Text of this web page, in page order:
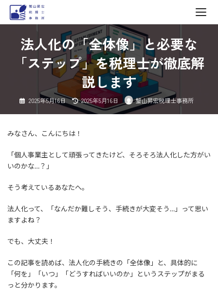
キ
に
法人化の「全体像」と必要な
「ステップ」を税理士が徹底解
説します
2025年5月16日 最
終
更
新
2025年5月16日 蟹山昇宏税理士事務所
みなさん、こんにちは！
「個人事業主として頑張ってきたけど、そろそろ法人化した方がい
いのかな…？」
そう考えているあなたへ。
法人化って、「なんだか難しそう、手続きが大変そう…」って思い
ますよね？
でも、大丈夫！
この記事を読めば、法人化の手続きの「全体像」と、具体的に
「何を」「いつ」「どうすればいいのか」というステップがまる
っと分かります。